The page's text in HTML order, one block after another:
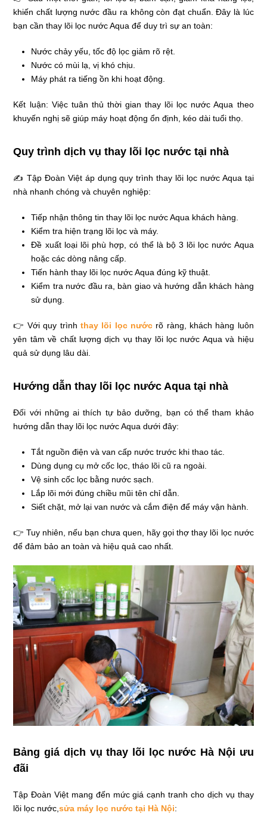
khiến chất lượng nước đầu ra không còn đạt chuẩn. Đây là lúc
bạn cần thay lõi lọc nước Aqua để duy trì sự an toàn:
Nước chảy yếu, tốc độ lọc giảm rõ rệt.
Nước có mùi lạ, vị khó chịu.
Máy phát ra tiếng ồn khi hoạt động.
Kết luận: Việc tuân thủ thời gian thay lõi lọc nước Aqua theo
khuyến nghị sẽ giúp máy hoạt động ổn định, kéo dài tuổi thọ.
Quy trình dịch vụ thay lõi lọc nước tại nhà
✍ Tập Đoàn Việt áp dụng quy trình thay lõi lọc nước Aqua tại
nhà nhanh chóng và chuyên nghiệp:
Tiếp nhận thông tin thay lõi lọc nước Aqua khách hàng.
Kiểm tra hiện trạng lõi lọc và máy.
Đề xuất loại lõi phù hợp, có thể là bộ 3 lõi lọc nước Aqua
hoặc các dòng nâng cấp.
Tiến hành thay lõi lọc nước Aqua đúng kỹ thuật.
Kiểm tra nước đầu ra, bàn giao và hướng dẫn khách hàng
sử dụng.
👉 Với quy trìnhthay lõi lọc nước rõ ràng, khách hàng luôn
yên tâm về chất lượng dịch vụ thay lõi lọc nước Aqua và hiệu
quả sử dụng lâu dài.
Hướng dẫn thay lõi lọc nước Aqua tại nhà
Đối với những ai thích tự bảo dưỡng, bạn có thể tham khảo
hướng dẫn thay lõi lọc nước Aqua dưới đây:
Tắt nguồn điện và van cấp nước trước khi thao tác.
Dùng dụng cụ mở cốc lọc, tháo lõi cũ ra ngoài.
Vệ sinh cốc lọc bằng nước sạch.
Lắp lõi mới đúng chiều mũi tên chỉ dẫn.
Siết chặt, mở lại van nước và cắm điện để máy vận hành.
👉 Tuy nhiên, nếu bạn chưa quen, hãy gọi thợ thay lõi lọc nước
để đảm bảo an toàn và hiệu quả cao nhất.
Bảng giá dịch vụ thay lõi lọc nước Hà Nội ưu
đãi
Tập Đoàn Việt mang đến mức giá cạnh tranh cho dịch vụ thay
lõi lọc nước,sửa máy lọc nước tại Hà Nội: